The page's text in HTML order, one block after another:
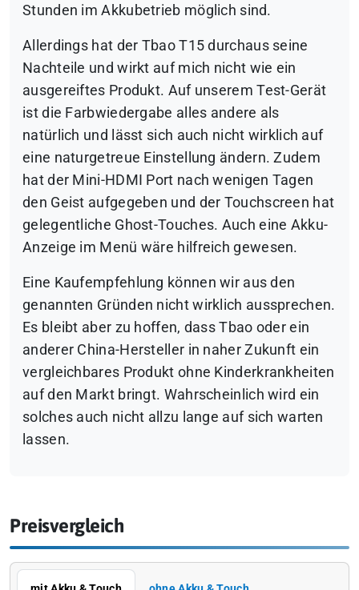
Stunden im Akkubetrieb möglich sind.
Allerdings hat der Tbao T15 durchaus seine
Nachteile und wirkt auf mich nicht wie ein
ausgereiftes Produkt. Auf unserem Test-Gerät
ist die Farbwiedergabe alles andere als
natürlich und lässt sich auch nicht wirklich auf
eine naturgetreue Einstellung ändern. Zudem
hat der Mini-HDMI Port nach wenigen Tagen
den Geist aufgegeben und der Touchscreen hat
gelegentliche Ghost-Touches. Auch eine Akku-
Anzeige im Menü wäre hilfreich gewesen.
Eine Kaufempfehlung können wir aus den
genannten Gründen nicht wirklich aussprechen.
Es bleibt aber zu hoffen, dass Tbao oder ein
anderer China-Hersteller in naher Zukunft ein
vergleichbares Produkt ohne Kinderkrankheiten
auf den Markt bringt. Wahrscheinlich wird ein
solches auch nicht allzu lange auf sich warten
lassen.
Preisvergleich